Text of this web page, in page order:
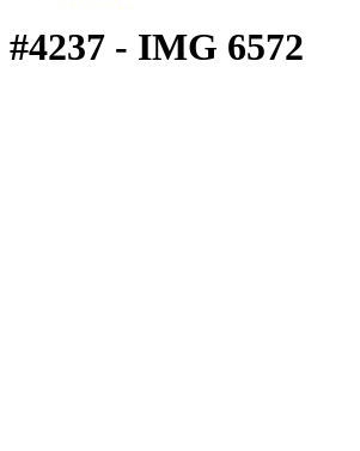
#4237 - IMG 6572